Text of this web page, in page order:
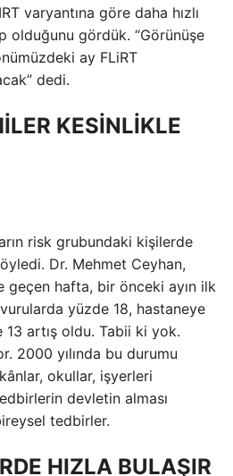
varyantına göre daha hızlı
olduğunu gördük. “Görünüşe
ay FLiRT
dedi.
KESİNLİKLE
risk grubundaki kişilerde
Dr. Mehmet Ceyhan,
geçen hafta, bir önceki ayın ilk
yüzde 18, hastaneye
artış oldu. Tabii ki yok.
2000 yılında bu durumu
okullar, işyerleri
devletin alması
tedbirler.
HIZLA BULAŞIR